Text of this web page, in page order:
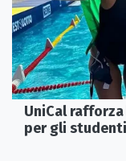
UniCal
per gli